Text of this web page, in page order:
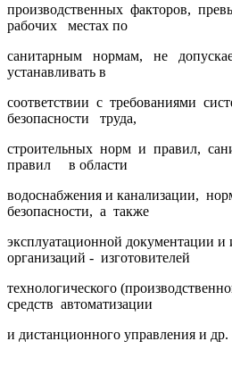
производственных факторов,
рабочих местах по
санитарным нормам, не
устанавливать в
соответствии с требованиями
безопасности труда,
строительных норм и правил,
правил в области
водоснабжения и канализации,
безопасности, а также
эксплуатационной документации и
организаций - изготовителей
технологического
средств автоматизации
и дистанционного управления и др.